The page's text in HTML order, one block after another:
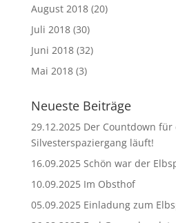
August 2018(20)
Juli 2018(30)
Juni 2018(32)
Mai 2018(3)
Neueste Beiträge
29.12.2025 Der Countdown für
Silvesterspaziergang läuft!
16.09.2025 Schön war der
10.09.2025 Im Obsthof
05.09.2025 Einladung zum